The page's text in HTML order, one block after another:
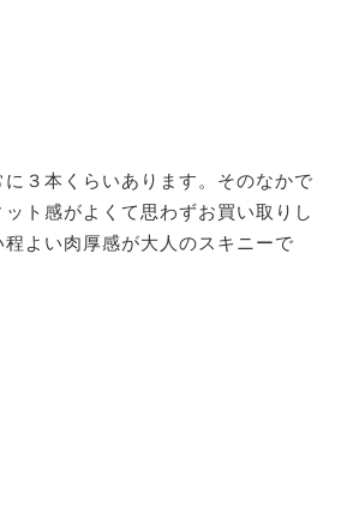
３本くらいあります。そのなかで
ト感がよくて思わずお買い取りし
よい肉厚感が大人のスキニーで